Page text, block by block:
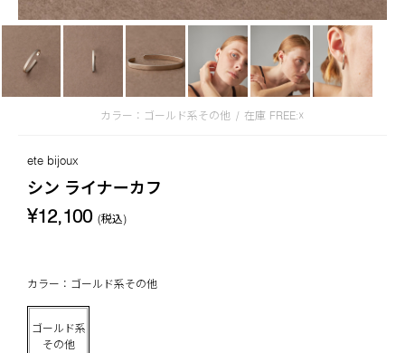
カラー：ゴールド系その他 / 在庫 FREE:☓
ete bijoux
シン ライナーカフ
¥12,100 (税込)
カラー：ゴールド系その他
ゴールド系
その他